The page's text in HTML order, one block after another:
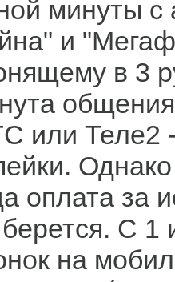
минуты с
и
в 3
или Теле2
оплата за
С 1
на